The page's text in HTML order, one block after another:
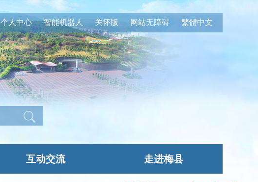
繁體中文
网站无障碍
关怀版
智能机器人
个人中心
互动交流 走进梅县